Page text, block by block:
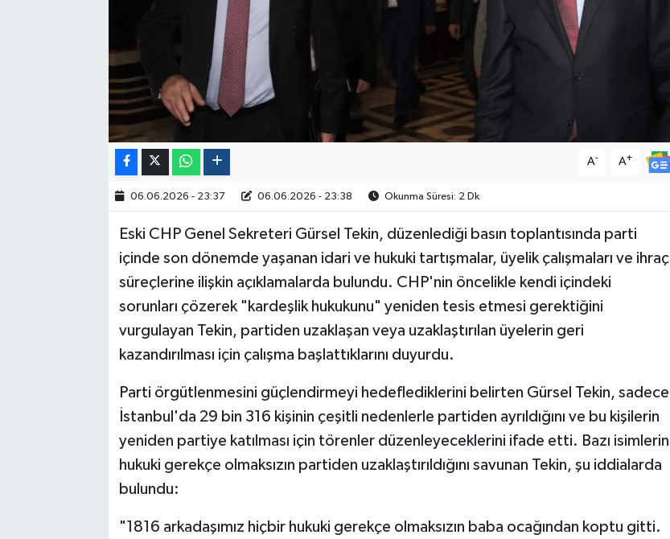
A- A+
06.06.2026 - 23:37 06.06.2026 - 23:38 Okunma Süresi: 2 Dk
Eski CHP Genel Sekreteri Gürsel Tekin, düzenlediği basın toplantısında parti
içinde son dönemde yaşanan idari ve hukuki tartışmalar, üyelik çalışmaları ve ihraç
süreçlerine ilişkin açıklamalarda bulundu. CHP'nin öncelikle kendi içindeki
sorunları çözerek "kardeşlik hukukunu" yeniden tesis etmesi gerektiğini
vurgulayan Tekin, partiden uzaklaşan veya uzaklaştırılan üyelerin geri
kazandırılması için çalışma başlattıklarını duyurdu.
Parti örgütlenmesini güçlendirmeyi hedeflediklerini belirten Gürsel Tekin, sadece
İstanbul'da 29 bin 316 kişinin çeşitli nedenlerle partiden ayrıldığını ve bu kişilerin
yeniden partiye katılması için törenler düzenleyeceklerini ifade etti. Bazı isimlerin
hukuki gerekçe olmaksızın partiden uzaklaştırıldığını savunan Tekin, şu iddialarda
bulundu:
"1816 arkadaşımız hiçbir hukuki gerekçe olmaksızın baba ocağından koptu gitti.
2024 Seçim Sonuçları